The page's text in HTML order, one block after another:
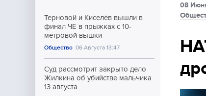
Ближний Восток
Общество
Культура
Терновой и Киселёв вышли в
финал ЧЕ в прыжках с 10-
метровой вышки
Общество 06 Августа 13:47
Суд рассмотрит закрыто дело
Жилкина об убийстве мальчика
13 августа
08